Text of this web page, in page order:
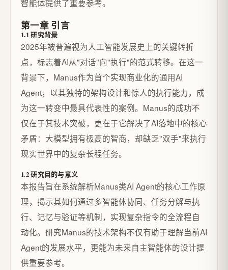
智能体提供了重要参考。
第一章 引言
1.1 研究背景
2025年被普遍视为人工智能发展史上的关键转折
点，标志着AI从"对话"向"执行"的范式转移。在这一
背景下，Manus作为首个实现商业化的通用AI
Agent，以其独特的架构设计和惊人的执行能力，成
为这一转变中最具代表性的案例。Manus的成功不
仅在于其技术突破，更在于它解决了AI落地中的核心
矛盾：大模型拥有极高的智商，却缺乏"双手"来执行
现实世界中的复杂长程任务。
1.2 研究目的与意义
本报告旨在系统解析Manus类AI Agent的核心工作原
理，揭示其如何通过多智能体协同、任务分解与执
行、记忆与验证等机制，实现复杂指令的全流程自
动化。研究Manus的技术架构不仅有助于理解当前AI
Agent的发展水平，更能为未来自主智能体的设计提
供重要参考。